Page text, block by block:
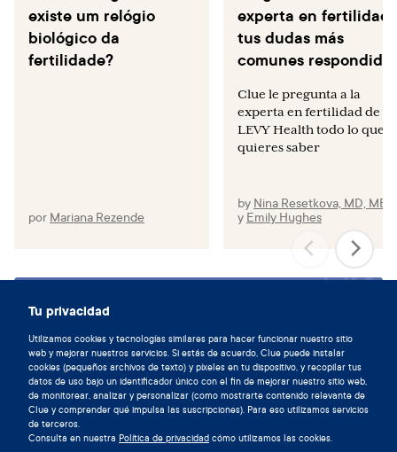
Tu privacidad
Utilizamos cookies y tecnologías similares para hacer funcionar nuestro sitio
web y mejorar nuestros servicios. Si estás de acuerdo, Clue puede instalar
cookies (pequeños archivos de texto) y píxeles en tu dispositivo, y recopilar tus
datos de uso bajo un identificador único con el fin de mejorar nuestro sitio web,
de monitorear, analizar y personalizar (como mostrarte contenido relevante de
Clue y comprender qué impulsa las suscripciones). Para eso utilizamos servicios
de terceros.
Consulta en nuestra Política de privacidad cómo utilizamos las cookies.
10. Available from:
https://ovascience.com/files/COGI_2016_Poster_Nayot_D
_et_al.pdf
McLaughlin M, Kelsey TW, Wallace WH, Anderson RA,
Telfer EE. Non-growing follicle density is increased
following adriamycin, bleomycin, vinblastine and
dacarbazine (ABVD) chemotherapy in the adult human
existe um relógio
biológico da
fertilidade?
por Mariana Rezende
experta en fertilidad:
tus dudas más
comunes
Clue le pregunta a la
experta en fertilidad de
LEVY Health todo lo que
quieres saber
by Nina Resetkova, MD, MBA
y Emily Hughes
Sincronízate con tu ciclo y
descarga la aplicación de Clue hoy.
Descargar Clue